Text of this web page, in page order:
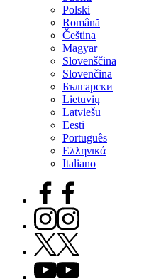
Polski
Română
Čeština
Magyar
Slovenščina
Slovenčina
Български
Lietuvių
Latviešu
Eesti
Português
Ελληνικά
Italiano
Facebook
Instagram
X
Youtube